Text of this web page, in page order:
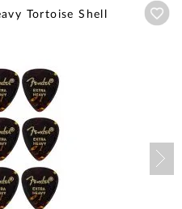
Tortoise Shell